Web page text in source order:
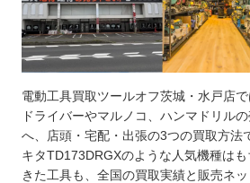
電動工具買取ツールオフ茨城・水戸店
ドライバーやマルノコ、ハンマドリル
へ、店頭・宅配・出張の3つの買取方法
キタTD173DRGXのような人気機種は
きた工具も、全国の買取実績と販売ネ